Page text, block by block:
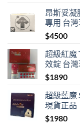
昂斯妥凝
專用 台
$4500
超級紅魔
效錠 台
$1890
超級藍魔
現貨正品
$1980